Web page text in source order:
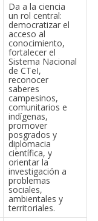
Da a la ciencia
un rol central:
democratizar el
acceso al
conocimiento,
fortalecer el
Sistema Nacional
de CTeI,
reconocer
saberes
campesinos,
comunitarios e
indígenas,
promover
posgrados y
diplomacia
científica, y
orientar la
investigación a
problemas
sociales,
ambientales y
territoriales.